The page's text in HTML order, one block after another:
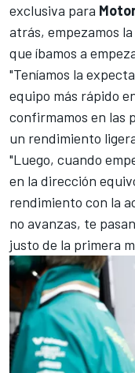
exclusiva para
atrás, empezamos
que íbamos a
"Teníamos la
equipo más rápido
confirmamos en las
un rendimiento
"Luego, cuando
en la dirección
rendimiento con la
no avanzas, te
justo de la primera